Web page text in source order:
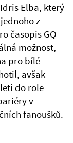
Elba, který
z
časopis GQ
možnost,
pro bílé
avšak
do role
v
fanoušků.